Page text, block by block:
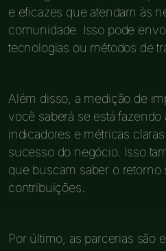
e eficazes que atendam às
comunidade. Isso pode
tecnologias ou métodos de
Além disso, a medição de
você saberá se está
indicadores e métricas
sucesso do negócio. Isso
que buscam saber o retorno
contribuições.
Por último, as parcerias são